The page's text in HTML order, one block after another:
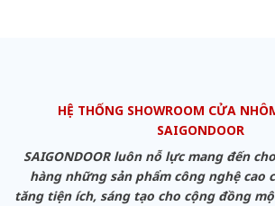
HỆ THỐNG SHOWROOM CỬA
SAIGONDOOR
SAIGONDOOR luôn nỗ lực mang đến
hàng những sản phẩm công nghệ cao
tăng tiện ích, sáng tạo cho cộng đồng